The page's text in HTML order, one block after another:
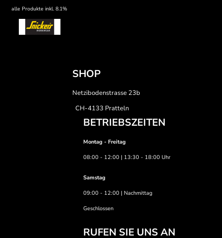
alle Produkte inkl. 8.1%
SHOP
Netzibodenstrasse 23b
CH-4133 Pratteln
BETRIEBSZEITEN
Montag - Freitag
08:00 - 12:00 | 13:30 - 18:00 Uhr
Samstag
09:00 - 12:00 | Nachmittag
Geschlossen
RUFEN SIE UNS AN